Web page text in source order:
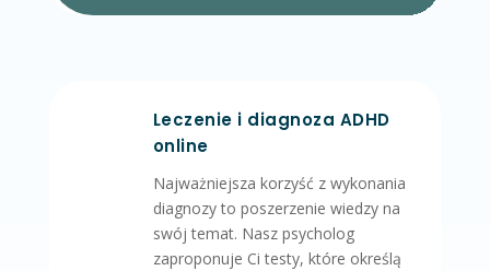
Leczenie i diagnoza ADHD
online
Najważniejsza korzyść z wykonania
diagnozy to poszerzenie wiedzy na
swój temat. Nasz psycholog
zaproponuje Ci testy, które określą